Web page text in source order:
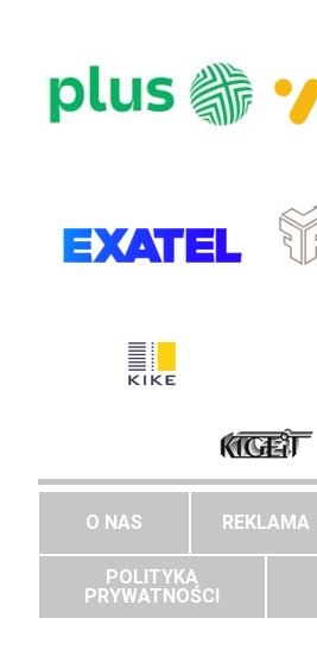
O NAS REKLAMA
POLITYKA
PRYWATNOŚCI